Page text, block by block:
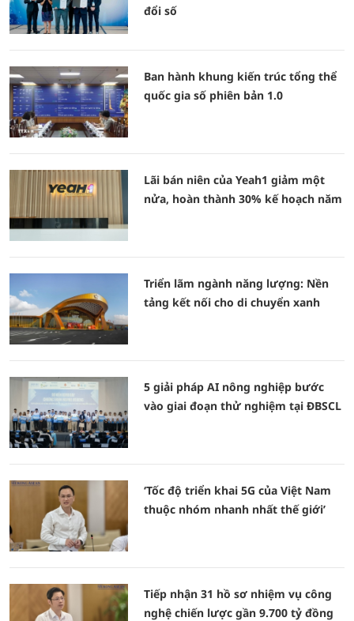
đổi số
Ban hành khung kiến trúc tổng thể
quốc gia số phiên bản 1.0
Lãi bán niên của Yeah1 giảm một
nửa, hoàn thành 30% kế hoạch năm
Triển lãm ngành năng lượng: Nền
tảng kết nối cho di chuyển xanh
5 giải pháp AI nông nghiệp bước
vào giai đoạn thử nghiệm tại ĐBSCL
‘Tốc độ triển khai 5G của Việt Nam
thuộc nhóm nhanh nhất thế giới’
Tiếp nhận 31 hồ sơ nhiệm vụ công
nghệ chiến lược gần 9.700 tỷ đồng